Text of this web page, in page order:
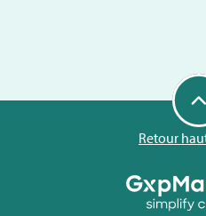
Retour